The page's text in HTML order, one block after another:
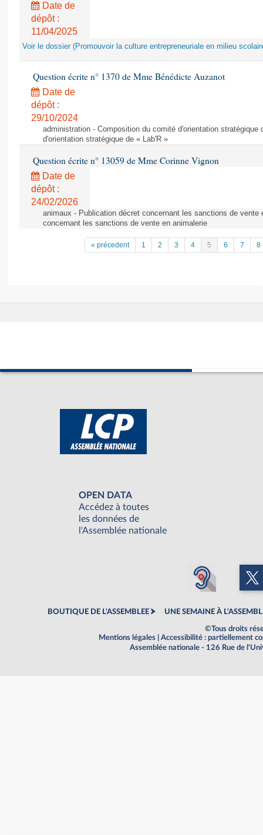
Date de
dépôt :
11/04/2025
Voir le dossier (Promouvoir la culture entrepreneuriale en milieu
Question écrite n° 1370 de Mme Bénédicte Auzanot
Date de
dépôt :
29/10/2024
administration - Composition du comité d'orientation stratégique
d'orientation stratégique de « Lab'R »
Question écrite n° 13059 de Mme Corinne Vignon
Date de
dépôt :
24/02/2026
animaux - Publication décret concernant les sanctions de vente
concernant les sanctions de vente en animalerie
« précedent 1 2 3 4 5 6 7 8
OPEN DATA
Accédez à toutes
les données de
l'Assemblée nationale
BOUTIQUE DE L'ASSEMBLEE UNE SEMAINE À
©Tous droits
Mentions légales
Accessibilité : partiellement
Assemblée nationale - 126 Rue de